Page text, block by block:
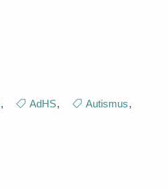
, AdHS, Autismus,